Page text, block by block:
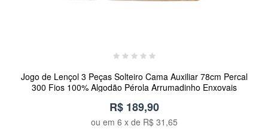
Jogo de Lençol 3 Peças Solteiro Cama Auxiliar 78cm Percal
300 Fios 100% Algodão Pérola Arrumadinho Enxovais
R$ 189,90
ou em 6 x de R$ 31,65